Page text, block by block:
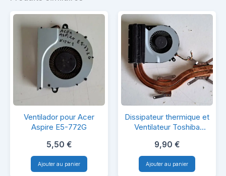
Ventilador
pour
Acer
Aspire
E5-
Ventilador pour Acer
Aspire E5-772G
5,50 €
Ajouter au panier
Dissipateur
thermique
et
Ventilateur
Toshiba
Dissipateur thermique et
Ventilateur Toshiba
9,90 €
Ajouter au panier